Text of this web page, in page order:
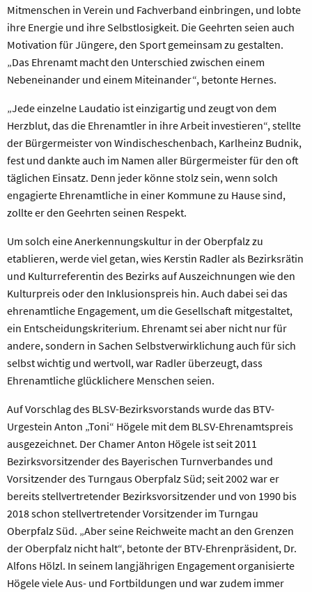
Mitmenschen in Verein und Fachverband einbringen, und lobte
ihre Energie und ihre Selbstlosigkeit. Die Geehrten seien auch
Motivation für Jüngere, den Sport gemeinsam zu gestalten.
„Das Ehrenamt macht den Unterschied zwischen einem
Nebeneinander und einem Miteinander“, betonte Hernes.
„Jede einzelne Laudatio ist einzigartig und zeugt von dem
Herzblut, das die Ehrenamtler in ihre Arbeit investieren“, stellte
der Bürgermeister von Windischeschenbach, Karlheinz Budnik,
fest und dankte auch im Namen aller Bürgermeister für den oft
täglichen Einsatz. Denn jeder könne stolz sein, wenn solch
engagierte Ehrenamtliche in einer Kommune zu Hause sind,
zollte er den Geehrten seinen Respekt.
Um solch eine Anerkennungskultur in der Oberpfalz zu
etablieren, werde viel getan, wies Kerstin Radler als Bezirksrätin
und Kulturreferentin des Bezirks auf Auszeichnungen wie den
Kulturpreis oder den Inklusionspreis hin. Auch dabei sei das
ehrenamtliche Engagement, um die Gesellschaft mitgestaltet,
ein Entscheidungskriterium. Ehrenamt sei aber nicht nur für
andere, sondern in Sachen Selbstverwirklichung auch für sich
selbst wichtig und wertvoll, war Radler überzeugt, dass
Ehrenamtliche glücklichere Menschen seien.
Auf Vorschlag des BLSV-Bezirksvorstands wurde das BTV-
Urgestein Anton „Toni“ Högele mit dem BLSV-Ehrenamtspreis
ausgezeichnet. Der Chamer Anton Högele ist seit 2011
Bezirksvorsitzender des Bayerischen Turnverbandes und
Vorsitzender des Turngaus Oberpfalz Süd; seit 2002 war er
bereits stellvertretender Bezirksvorsitzender und von 1990 bis
2018 schon stellvertretender Vorsitzender im Turngau
Oberpfalz Süd. „Aber seine Reichweite macht an den Grenzen
der Oberpfalz nicht halt“, betonte der BTV-Ehrenpräsident, Dr.
Alfons Hölzl. In seinem langjährigen Engagement organisierte
Högele viele Aus- und Fortbildungen und war zudem immer